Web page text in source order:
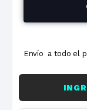
Envío a todo el